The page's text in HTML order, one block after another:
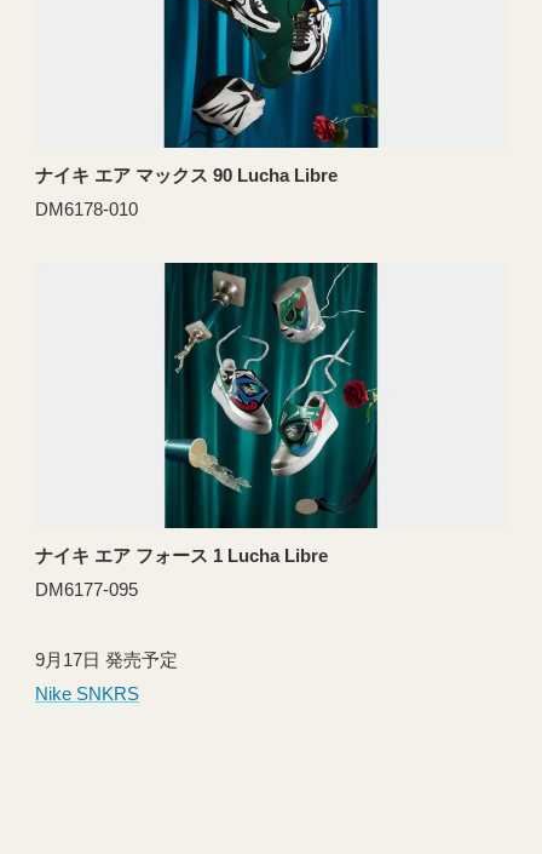
ナイキ エア マックス 90 Lucha Libre
DM6178-010
ナイキ エア フォース 1 Lucha Libre
DM6177-095
9月17日 発売予定
Nike SNKRS